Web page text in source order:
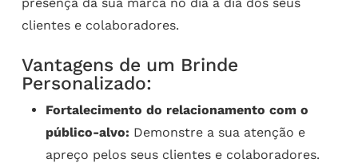
presença da sua marca no dia a dia dos seus
clientes e colaboradores.
Vantagens de um Brinde
Personalizado:
Fortalecimento do relacionamento com o
público-alvo: Demonstre a sua atenção e
apreço pelos seus clientes e colaboradores.